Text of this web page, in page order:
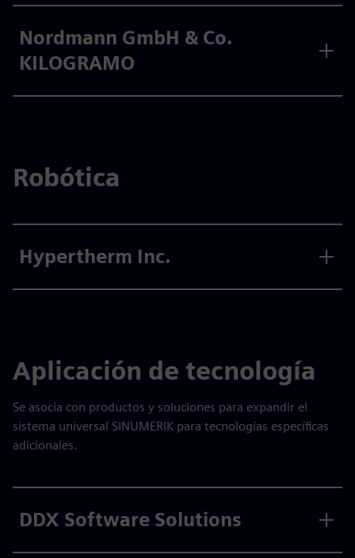
Nordmann GmbH & Co.
KILOGRAMO
Robótica
Hypertherm Inc.
Aplicación de tecnología
Se asocia con productos y soluciones para expandir el
sistema universal SINUMERIK para tecnologías específicas
adicionales.
DDX Software Solutions